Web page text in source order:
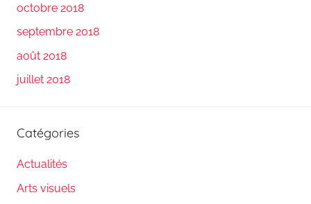
octobre 2018
septembre 2018
août 2018
juillet 2018
Catégories
Actualités
Arts visuels